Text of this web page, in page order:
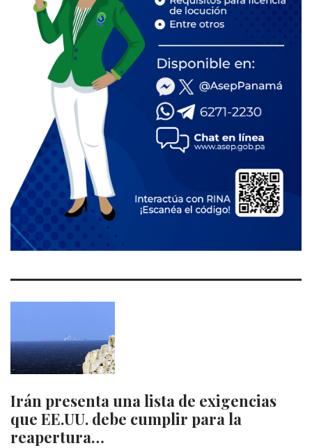
Irán presenta una lista de exigencias
que EE.UU. debe cumplir para la
reapertura…